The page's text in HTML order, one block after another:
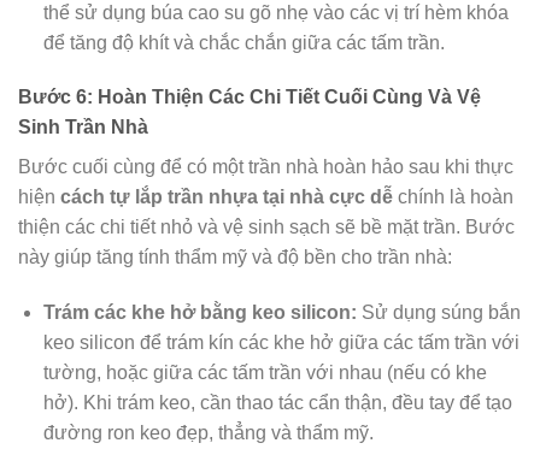
thể sử dụng búa cao su gõ nhẹ vào các vị trí hèm khóa
để tăng độ khít và chắc chắn giữa các tấm trần.
Bước 6: Hoàn Thiện Các Chi Tiết Cuối Cùng Và Vệ
Sinh Trần Nhà
Bước cuối cùng để có một trần nhà hoàn hảo sau khi thực
hiện cách tự lắp trần nhựa tại nhà cực dễ chính là hoàn
thiện các chi tiết nhỏ và vệ sinh sạch sẽ bề mặt trần. Bước
này giúp tăng tính thẩm mỹ và độ bền cho trần nhà:
Trám các khe hở bằng keo silicon: Sử dụng súng bắn
keo silicon để trám kín các khe hở giữa các tấm trần với
tường, hoặc giữa các tấm trần với nhau (nếu có khe
hở). Khi trám keo, cần thao tác cẩn thận, đều tay để tạo
đường ron keo đẹp, thẳng và thẩm mỹ.